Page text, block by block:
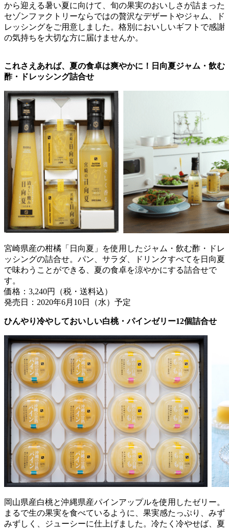
から迎える暑い夏に向けて、旬の果実のおいしさが詰まった
セゾンファクトリーならではの贅沢なデザートやジャム、ド
レッシングをご用意しました。格別においしいギフトで感謝
の気持ちを大切な方に届けませんか。
これさえあれば、夏の食卓は爽やかに！日向夏ジャム・飲む
酢・ドレッシング詰合せ
宮崎県産の柑橘「日向夏」を使用したジャム・飲む酢・ドレ
ッシングの詰合せ。パン、サラダ、ドリンクすべてを日向夏
で味わうことができる、夏の食卓を涼やかにする詰合せで
す。
価格：3,240円（税・送料込）
発売日：2020年6月10日（水）予定
ひんやり冷やしておいしい白桃・パインゼリー12個詰合せ
岡山県産白桃と沖縄県産パインアップルを使用したゼリー。
まるで生の果実を食べているように、果実感たっぷり、みず
みずしく、ジューシーに仕上げました。冷たく冷やせば、夏